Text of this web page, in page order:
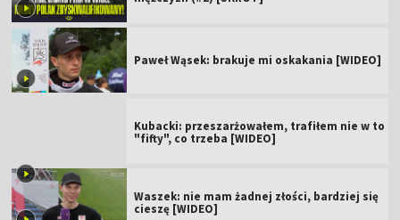
Paweł Wąsek: brakuje mi oskakania [WIDEO]
Kubacki: przeszarżowałem, trafiłem nie w to
"fifty", co trzeba [WIDEO]
Waszek: nie mam żadnej złości, bardziej się
cieszę [WIDEO]